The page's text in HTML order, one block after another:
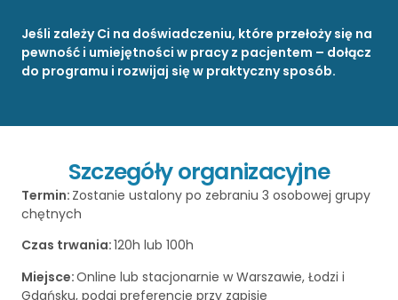
Jeśli zależy Ci na doświadczeniu, które przełoży się na
pewność i umiejętności w pracy z pacjentem – dołącz
do programu i rozwijaj się w praktyczny sposób.
Szczegóły organizacyjne
Termin: Zostanie ustalony po zebraniu 3 osobowej grupy
chętnych
Czas trwania:120h lub 100h
Miejsce:Online lub stacjonarnie w Warszawie, Łodzi i
Gdańsku, podaj preferencje przy zapisie